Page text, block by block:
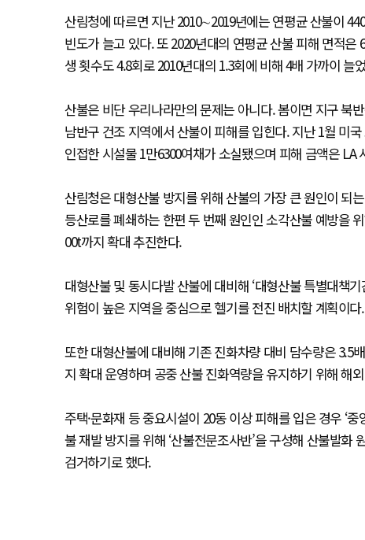
산림청에 따르면 지난 2010∼2019년에는 연평균 산불이
빈도가 늘고 있다. 또 2020년대의 연평균 산불 피해 면적
생 횟수도 4.8회로 2010년대의 1.3회에 비해 4배 가까이 늘
산불은 비단 우리나라만의 문제는 아니다. 봄이면 지구 북
남반구 건조 지역에서 산불이 피해를 입힌다. 지난 1월 미
인접한 시설물 1만6300여채가 소실됐으며 피해 금액은
산림청은 대형산불 방지를 위해 산불의 가장 큰 원인이 되
등산로를 폐쇄하는 한편 두 번째 원인인 소각산불 예방을
00t까지 확대 추진한다.
대형산불 및 동시다발 산불에 대비해 ‘대형산불 특별대책
위험이 높은 지역을 중심으로 헬기를 전진 배치할 계획이다.
또한 대형산불에 대비해 기존 진화차량 대비 담수량은 3.5
지 확대 운영하며 공중 산불 진화역량을 유지하기 위해 해
주택·문화재 등 중요시설이 20동 이상 피해를 입은 경우 ‘
불 재발 방지를 위해 ‘산불전문조사반’을 구성해 산불발
검거하기로 했다.